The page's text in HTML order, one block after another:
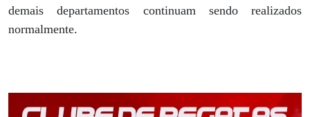
demais departamentos continuam sendo realizados
normalmente.